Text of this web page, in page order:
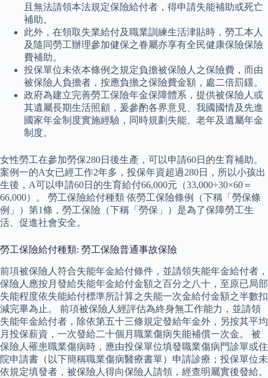
且無法請領本法規定保險給付者，得申請失能補助或死亡
補助。
此外，在領取失業給付及職業訓練生活津貼時，勞工本人
及隨同勞工辦理參加健保之眷屬亦享有全民健康保險保險
費補助。
投保單位未依本條例之規定負擔被保險人之保險費，而由
被保險人負擔者，按應負擔之保險費金額，處二倍罰鍰。
政府為建立完善勞工保險年金保障體系，提供被保險人或
其遺屬長期生活照顧，爰參酌各界意見、我國國情及先進
國家年金制度實施經驗，同時規劃失能、老年及遺屬年金
制度。
女性勞工在參加勞保280日後生產，可以申請60日的生育補助。
案例一的A女已經工作2年多，投保年資超過280日，所以小孩出
生後，A可以申請60日的生育給付66,000元（33,000÷30×60＝
66,000）。 勞工保險給付種類 依勞工保險條例（下稱「勞保條
例」）第1條，勞工保險（下稱「勞保」）是為了保障勞工生
活、促進社會安全。
勞工保險給付種類: 勞工保險普通事故保險
前項被保險人符合失能年金給付條件，並請領失能年金給付者，
保險人應按月發給失能年金給付金額之百分之八十，至原已局部
失能程度依失能給付標準所計算之失能一次金給付金額之半數扣
減完畢為止。 前項被保險人經評估為終身無工作能力，並請領
失能年金給付者，除依第五十三條規定發給年金外，另按其平均
月投保薪資，一次發給二十個月職業傷病失能補償一次金。 被
保險人罹患職業傷病時，應由投保單位填發職業傷病門診單或住
院申請書（以下簡稱職業傷病醫療書單）申請診療；投保單位未
依規定填發者，被保險人得向保險人請領，經查明屬實後發給。